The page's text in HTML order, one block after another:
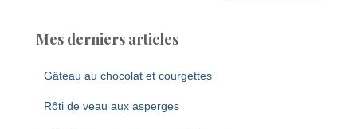
Mes derniers articles
Gâteau au chocolat et courgettes
Rôti de veau aux asperges